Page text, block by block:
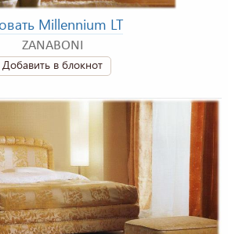
Millennium LT
ZANABONI
Добавить в блокнот